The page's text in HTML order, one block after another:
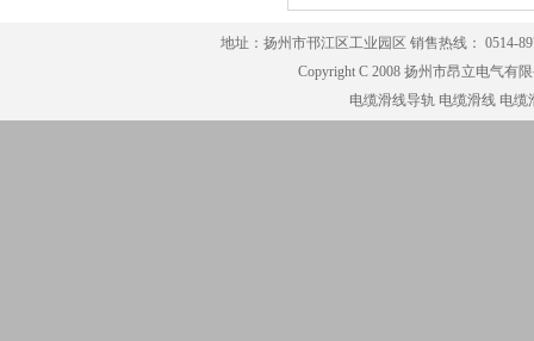
地址：扬州市邗江区工业园区 销售热线： 0514-
Copyright C 2008 扬州市昂立电气有
电缆滑线导轨 电缆滑线 电缆